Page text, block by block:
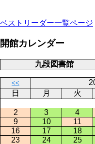
ベストリーダー一覧ページ
開館カレンダー
九段図書館
<<
日 月 火
2
3 4
9
10 11
16
17 18
23
24 25